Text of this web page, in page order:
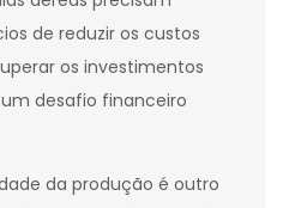
de reduzir os custos
os investimentos
desafio financeiro
da produção é outro